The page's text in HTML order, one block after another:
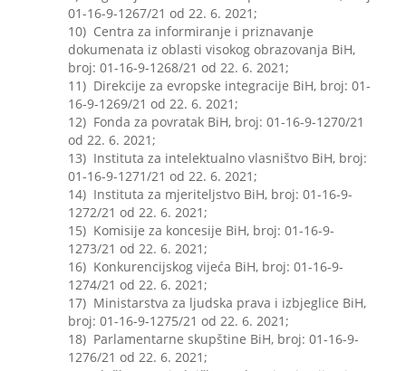
01-16-9-1267/21 od 22. 6. 2021;
10) Centra za informiranje i priznavanje
dokumenata iz oblasti visokog obrazovanja BiH,
broj: 01-16-9-1268/21 od 22. 6. 2021;
11) Direkcije za evropske integracije BiH, broj: 01-
16-9-1269/21 od 22. 6. 2021;
12) Fonda za povratak BiH, broj: 01-16-9-1270/21
od 22. 6. 2021;
13) Instituta za intelektualno vlasništvo BiH, broj:
01-16-9-1271/21 od 22. 6. 2021;
14) Instituta za mjeriteljstvo BiH, broj: 01-16-9-
1272/21 od 22. 6. 2021;
15) Komisije za koncesije BiH, broj: 01-16-9-
1273/21 od 22. 6. 2021;
16) Konkurencijskog vijeća BiH, broj: 01-16-9-
1274/21 od 22. 6. 2021;
17) Ministarstva za ljudska prava i izbjeglice BiH,
broj: 01-16-9-1275/21 od 22. 6. 2021;
18) Parlamentarne skupštine BiH, broj: 01-16-9-
1276/21 od 22. 6. 2021;